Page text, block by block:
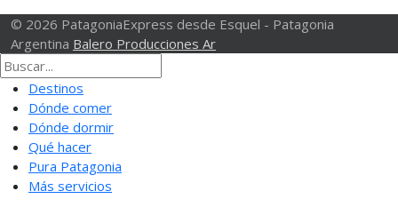
© 2026 PatagoniaExpress desde Esquel - Patagonia
Argentina Balero Producciones Ar
Destinos
Dónde comer
Dónde dormir
Qué hacer
Pura Patagonia
Más servicios